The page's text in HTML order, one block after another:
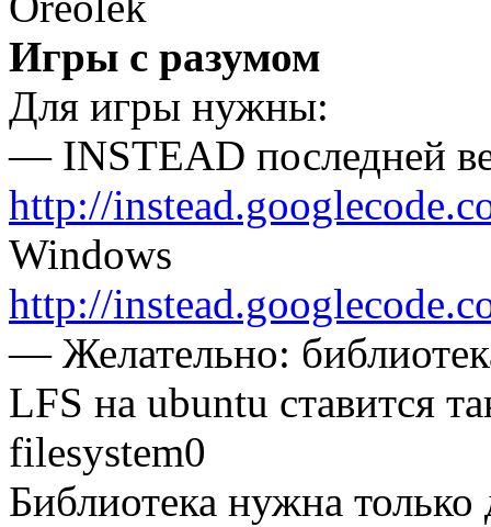
Игры с разумом
Для игры нужны:
— INSTEAD последней
http://
Windows
http://
— Желательно:
LFS на ubuntu ставится
filesystem0
Библиотека нужна